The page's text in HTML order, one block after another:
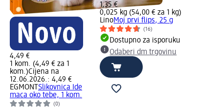
4,49 €
1 kom. (4,49 € za 1
kom.)Cijena na
12.06.2026.: 4,49 €
EGMONT Slikovnica Ide
maca oko tebe, 1 kom.
(0)
1,35 €
0,025 kg (54,00 € za 1 kg)
LinoMoj prvi flips, 25 g
(16)
Dostupno za isporuku
Odaberi dm trgovinu